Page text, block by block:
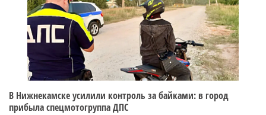
В Нижнекамске усилили контроль за байками: в город
прибыла спецмотогруппа ДПС